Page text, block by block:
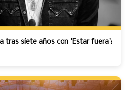
tras siete años con 'Estar fuera':